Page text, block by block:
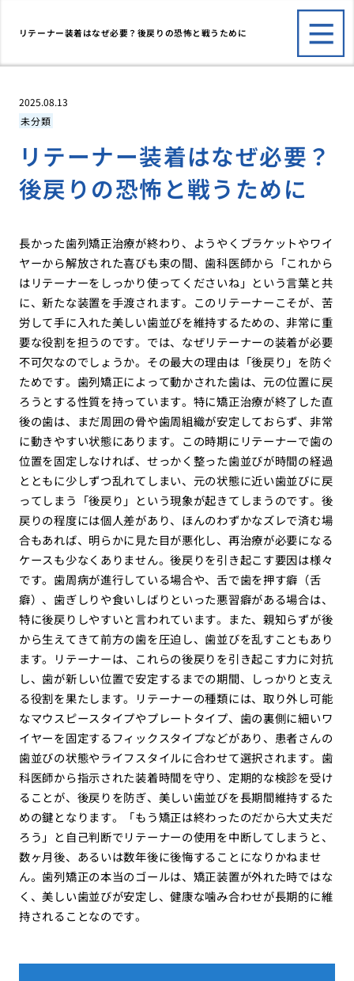
リテーナー装着はなぜ必要？後戻りの恐怖と戦うために
2025.08.13
未分類
リテーナー装着はなぜ必要？
後戻りの恐怖と戦うために
長かった歯列矯正治療が終わり、ようやくブラケットやワイ
ヤーから解放された喜びも束の間、歯科医師から「これから
はリテーナーをしっかり使ってくださいね」という言葉と共
に、新たな装置を手渡されます。このリテーナーこそが、苦
労して手に入れた美しい歯並びを維持するための、非常に重
要な役割を担うのです。では、なぜリテーナーの装着が必要
不可欠なのでしょうか。その最大の理由は「後戻り」を防ぐ
ためです。歯列矯正によって動かされた歯は、元の位置に戻
ろうとする性質を持っています。特に矯正治療が終了した直
後の歯は、まだ周囲の骨や歯周組織が安定しておらず、非常
に動きやすい状態にあります。この時期にリテーナーで歯の
位置を固定しなければ、せっかく整った歯並びが時間の経過
とともに少しずつ乱れてしまい、元の状態に近い歯並びに戻
ってしまう「後戻り」という現象が起きてしまうのです。後
戻りの程度には個人差があり、ほんのわずかなズレで済む場
合もあれば、明らかに見た目が悪化し、再治療が必要になる
ケースも少なくありません。後戻りを引き起こす要因は様々
です。歯周病が進行している場合や、舌で歯を押す癖（舌
癖）、歯ぎしりや食いしばりといった悪習癖がある場合は、
特に後戻りしやすいと言われています。また、親知らずが後
から生えてきて前方の歯を圧迫し、歯並びを乱すこともあり
ます。リテーナーは、これらの後戻りを引き起こす力に対抗
し、歯が新しい位置で安定するまでの期間、しっかりと支え
る役割を果たします。リテーナーの種類には、取り外し可能
なマウスピースタイプやプレートタイプ、歯の裏側に細いワ
イヤーを固定するフィックスタイプなどがあり、患者さんの
歯並びの状態やライフスタイルに合わせて選択されます。歯
科医師から指示された装着時間を守り、定期的な検診を受け
ることが、後戻りを防ぎ、美しい歯並びを長期間維持するた
めの鍵となります。「もう矯正は終わったのだから大丈夫だ
ろう」と自己判断でリテーナーの使用を中断してしまうと、
数ヶ月後、あるいは数年後に後悔することになりかねませ
ん。歯列矯正の本当のゴールは、矯正装置が外れた時ではな
く、美しい歯並びが安定し、健康な噛み合わせが長期的に維
持されることなのです。